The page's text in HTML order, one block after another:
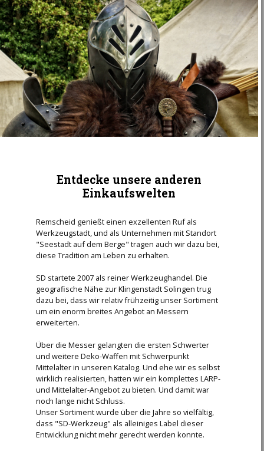
Entdecke unsere anderen
Einkaufswelten
Remscheid genießt einen exzellenten Ruf als
Werkzeugstadt, und als Unternehmen mit Standort
"Seestadt auf dem Berge" tragen auch wir dazu bei,
diese Tradition am Leben zu erhalten.
SD startete 2007 als reiner Werkzeughandel. Die
geografische Nähe zur Klingenstadt Solingen trug
dazu bei, dass wir relativ frühzeitig unser Sortiment
um ein enorm breites Angebot an Messern
erweiterten.
Über die Messer gelangten die ersten Schwerter
und weitere Deko-Waffen mit Schwerpunkt
Mittelalter in unseren Katalog. Und ehe wir es selbst
wirklich realisierten, hatten wir ein komplettes LARP-
und Mittelalter-Angebot zu bieten. Und damit war
noch lange nicht Schluss.
Unser Sortiment wurde über die Jahre so vielfältig,
dass "SD-Werkzeug" als alleiniges Label dieser
Entwicklung nicht mehr gerecht werden konnte.